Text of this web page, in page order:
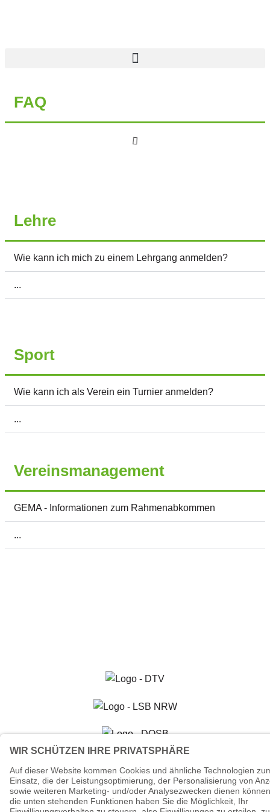
FAQ
Lehre
Wie kann ich mich zu einem Lehrgang anmelden?
...
Sport
Wie kann ich als Verein ein Turnier anmelden?
...
Vereinsmanagement
GEMA - Informationen zum Rahmenabkommen
...
© 2026 - Tanzsportverband Nordrhein-